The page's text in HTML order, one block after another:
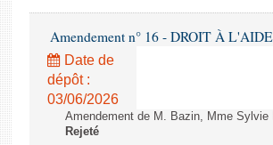
Amendement n° 16 - DROIT À
Date de
dépôt :
03/06/2026
Amendement de M. Bazin, Mme
Rejeté